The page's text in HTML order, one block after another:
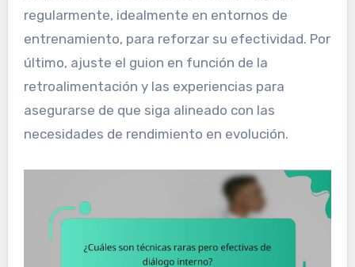
regularmente, idealmente en entornos de
entrenamiento, para reforzar su efectividad. Por
último, ajuste el guion en función de la
retroalimentación y las experiencias para
asegurarse de que siga alineado con las
necesidades de rendimiento en evolución.